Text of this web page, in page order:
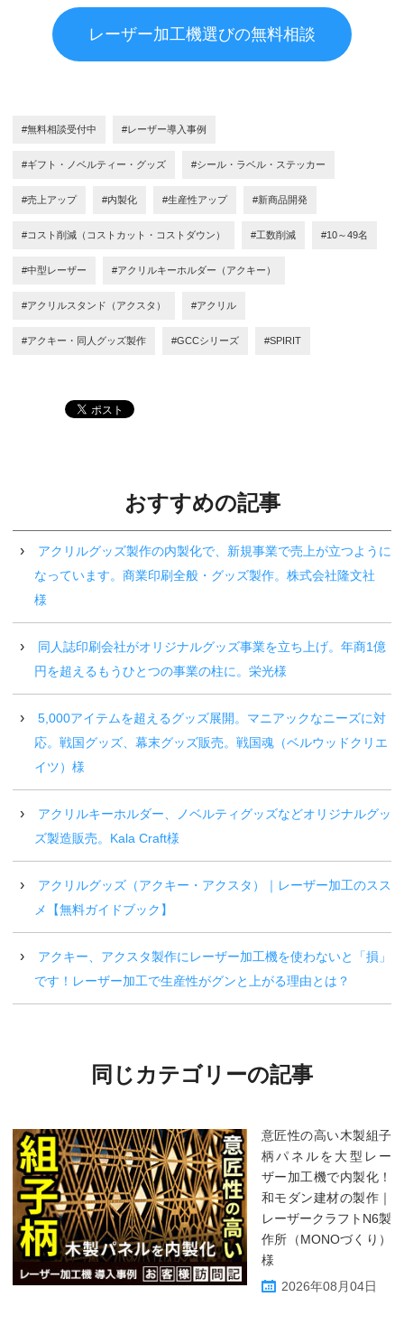
レーザー加工機選びの無料相談
#無料相談受付中 #レーザー導入事例
#ギフト・ノベルティー・グッズ #シール・ラベル・ステッカー
#売上アップ #内製化 #生産性アップ #新商品開発
#コスト削減（コストカット・コストダウン） #工数削減 #10～49名
#中型レーザー #アクリルキーホルダー（アクキー）
#アクリルスタンド（アクスタ） #アクリル
#アクキー・同人グッズ製作 #GCCシリーズ #SPIRIT
おすすめの記事
アクリルグッズ製作の内製化で、新規事業で売上が立つように
なっています。商業印刷全般・グッズ製作。株式会社隆文社
様
同人誌印刷会社がオリジナルグッズ事業を立ち上げ。年商1億
円を超えるもうひとつの事業の柱に。栄光様
5,000アイテムを超えるグッズ展開。マニアックなニーズに対
応。戦国グッズ、幕末グッズ販売。戦国魂（ベルウッドクリエ
イツ）様
アクリルキーホルダー、ノベルティグッズなどオリジナルグッ
ズ製造販売。Kala Craft様
アクリルグッズ（アクキー・アクスタ）｜レーザー加工のスス
メ【無料ガイドブック】
アクキー、アクスタ製作にレーザー加工機を使わないと「損」
です！レーザー加工で生産性がグンと上がる理由とは？
同じカテゴリーの記事
意匠性の高い木製組子
柄パネルを大型レー
ザー加工機で内製化！
和モダン建材の製作｜
レーザークラフトN6製
作所（MONOづくり）
様
2026年08月04日